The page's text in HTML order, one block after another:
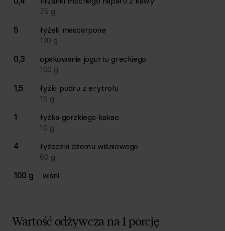
75 g
5
łyżek mascarpone
120 g
0,3
opakowania jogurtu greckiego
100 g
1,5
łyżki pudru z erytrolu
15 g
1
łyżka gorzkiego kakao
10 g
4
łyżeczki dżemu wiśniowego
60 g
100 g
wiśni
Wartość odżywcza na 1 porcję